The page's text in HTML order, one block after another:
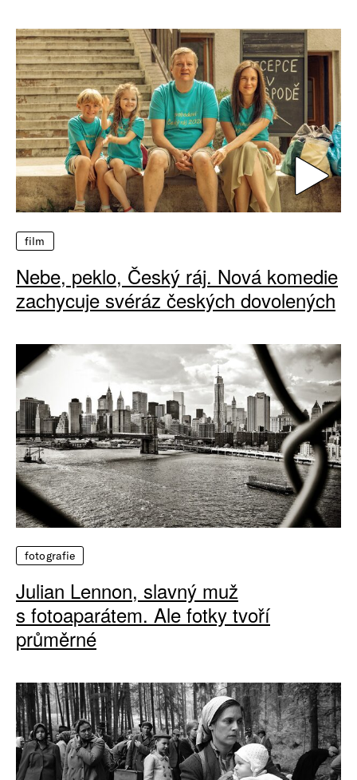
film
Nebe, peklo, Český ráj. Nová komedie
zachycuje svéráz českých dovolených
fotografie
Julian Lennon, slavný muž
s fotoaparátem. Ale fotky tvoří
průměrné